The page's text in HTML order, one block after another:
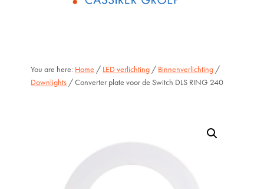
You are here: Home / LED verlichting / Binnenverlichting /
Downlights / Converter plate voor de Switch DLS RING 240